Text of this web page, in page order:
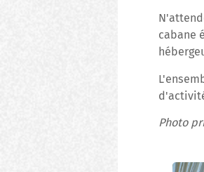
cabane
Photo